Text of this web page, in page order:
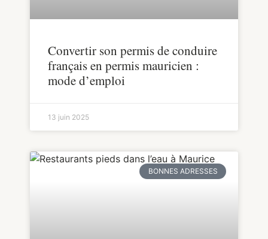
Convertir son permis de conduire
français en permis mauricien :
mode d’emploi
13 juin 2025
BONNES ADRESSES